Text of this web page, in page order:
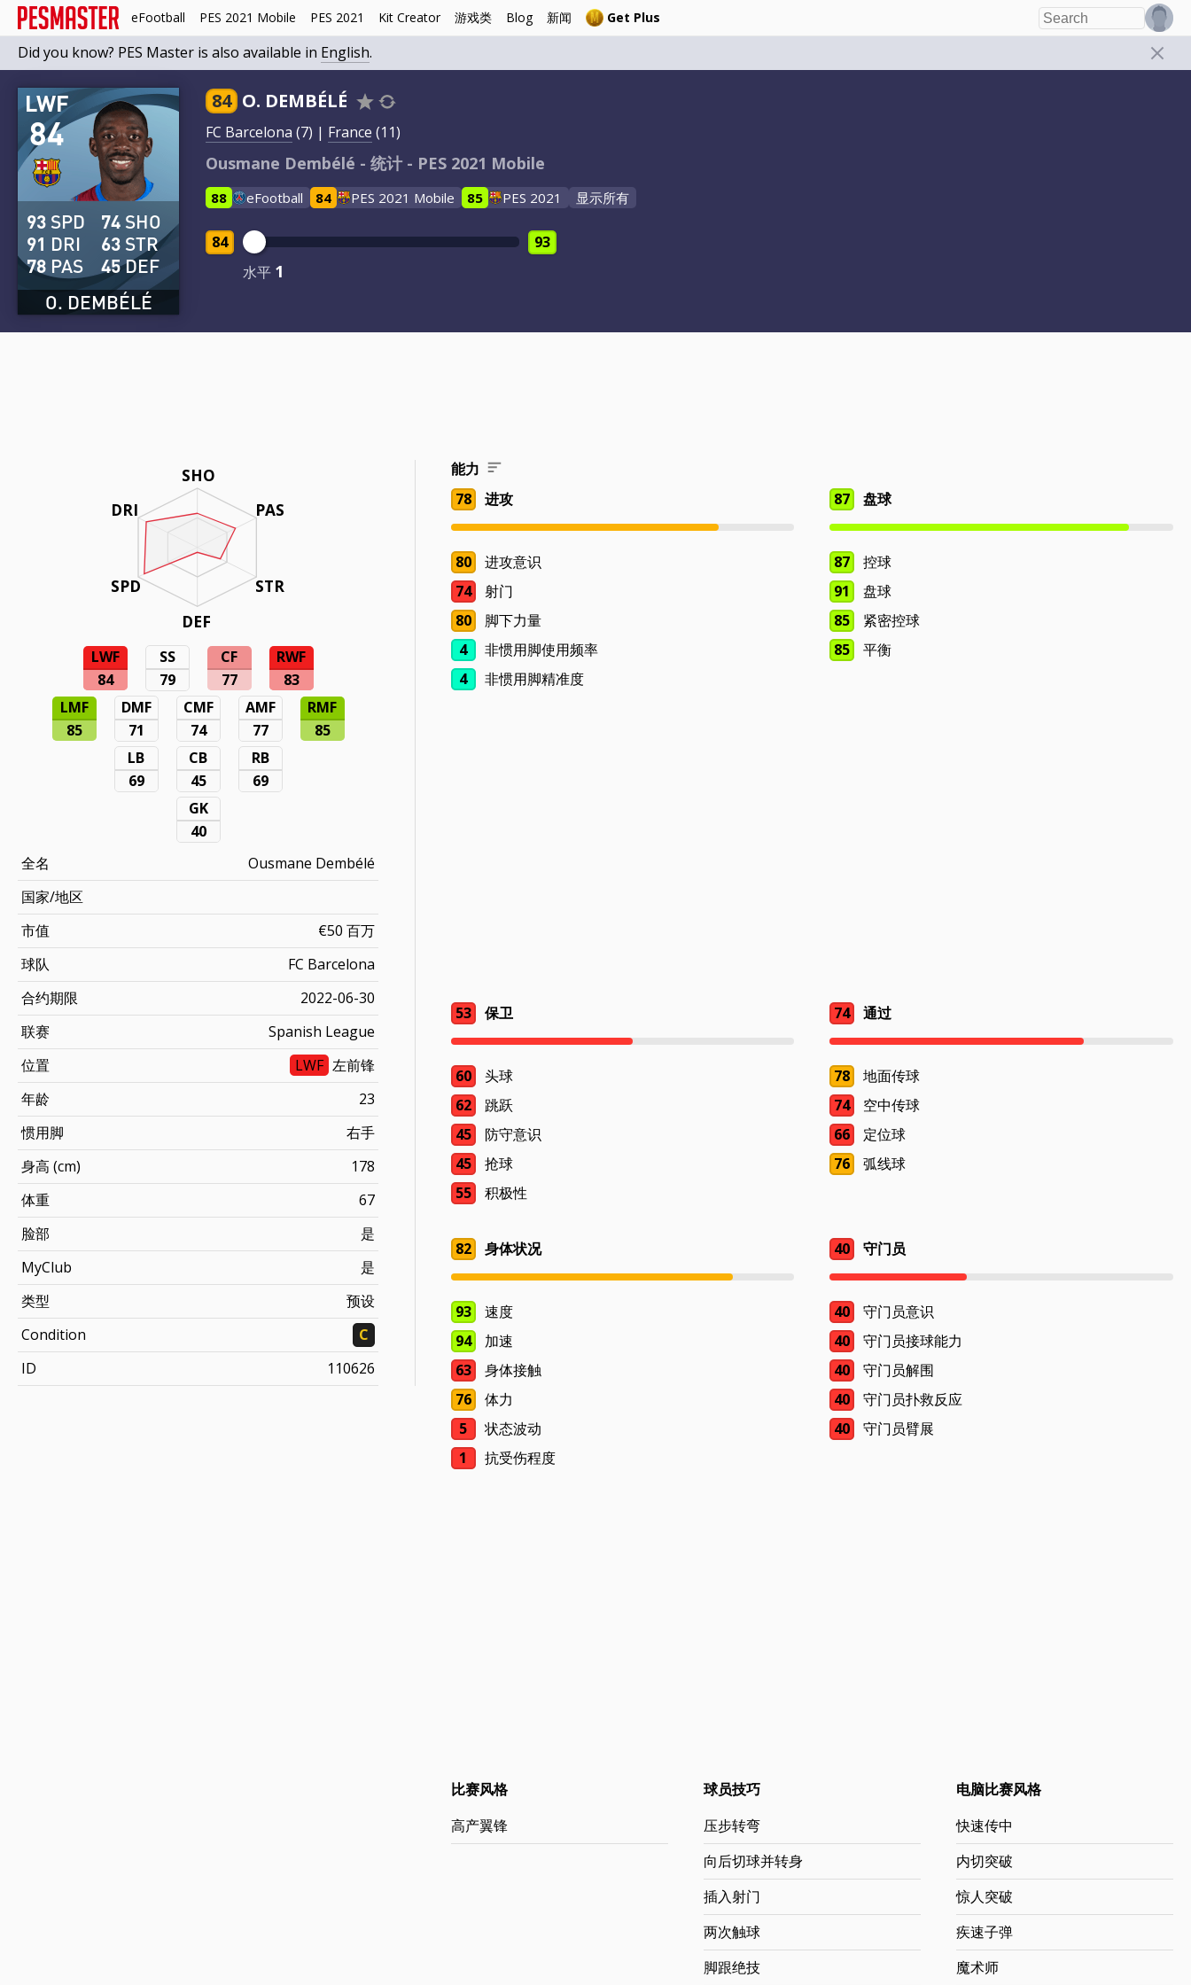
eFootball PES 2021 Mobile PES 2021 Kit Creator 游戏类 Blog 新闻 Get Plus
Did you know? PES Master is also available in English.
84
LWF
O. DEMBÉLÉ
93 SPD
91 DRI
78 PAS
74 SHO
63 STR
45DEF
84 O. DEMBÉLÉ
FC Barcelona (7) | France (11)
Ousmane Dembélé - 统计 - PES 2021 Mobile
88 eFootball 84 PES 2021 Mobile 85 PES 2021 显示所有
84
水平 1
93
SHO
PAS
STR
DEF
DRI
SPD
LWF
84
SS
79
CF
77
RWF
83
LMF
85
DMF
71
CMF
74
AMF
77
RMF
85
LB
69
CB
45
RB
69
GK
40
全名
Ousmane Dembélé
国家/地区
市值
€50 百万
球队
FC Barcelona
合约期限
2022-06-30
联赛
Spanish League
位置
LWF 左前锋
年龄
23
惯用脚
右手
身高 (cm)
178
体重
67
脸部
是
MyClub
是
类型
预设
Condition
C
ID
110626
能力
78
进攻
80
进攻意识
74
射门
80
脚下力量
4
非惯用脚使用频率
4
非惯用脚精准度
87 盘球
87
控球
91
盘球
85
紧密控球
85
平衡
53 保卫
60
头球
62
跳跃
45
防守意识
45
抢球
55
积极性
74 通过
78
地面传球
74
空中传球
66
定位球
76
弧线球
82 身体状况
93
速度
94
加速
63
身体接触
76
体力
5
状态波动
1
抗受伤程度
40 守门员
40
守门员意识
40
守门员接球能力
40
守门员解围
40
守门员扑救反应
40
守门员臂展
比赛风格
高产翼锋
球员技巧
压步转弯
向后切球并转身
插入射门
两次触球
脚跟绝技
电脑比赛风格
快速传中
内切突破
惊人突破
疾速子弹
魔术师